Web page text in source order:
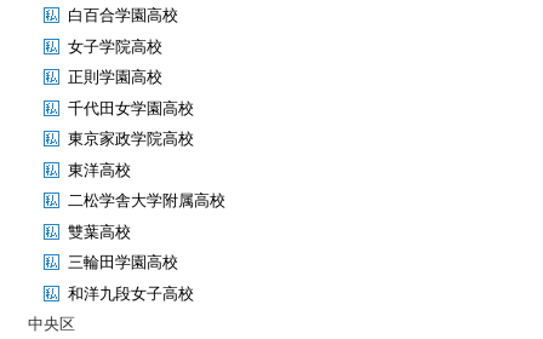
白百合学園高校
女子学院高校
正則学園高校
千代田女学園高校
東京家政学院高校
東洋高校
二松学舎大学附属高校
雙葉高校
三輪田学園高校
和洋九段女子高校
中央区